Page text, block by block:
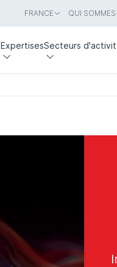
FRANCE QUI
ExpertisesSecteurs